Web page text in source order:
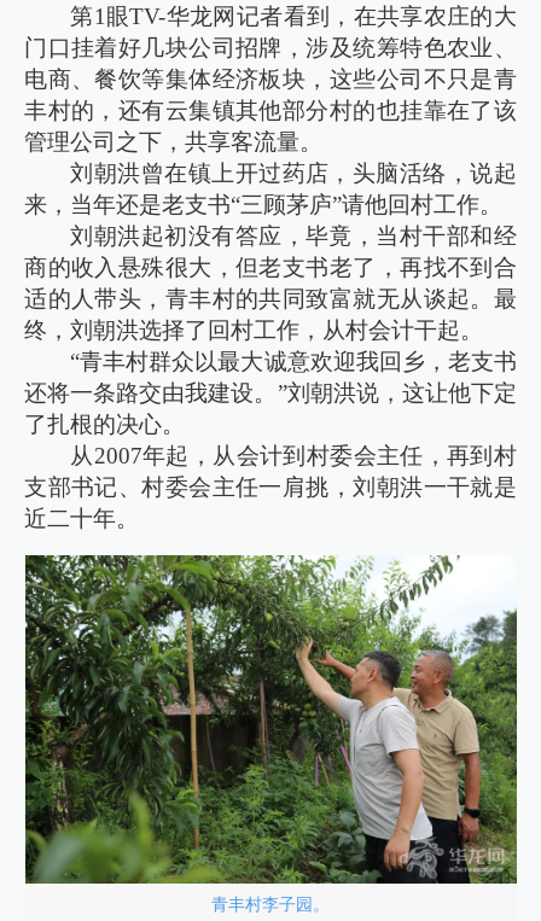
第1眼TV-华龙网记者看到，在共享农庄的大
门口挂着好几块公司招牌，涉及统筹特色农业、
电商、餐饮等集体经济板块，这些公司不只是青
丰村的，还有云集镇其他部分村的也挂靠在了该
管理公司之下，共享客流量。
刘朝洪曾在镇上开过药店，头脑活络，说起
来，当年还是老支书“三顾茅庐”请他回村工作。
刘朝洪起初没有答应，毕竟，当村干部和经
商的收入悬殊很大，但老支书老了，再找不到合
适的人带头，青丰村的共同致富就无从谈起。最
终，刘朝洪选择了回村工作，从村会计干起。
“青丰村群众以最大诚意欢迎我回乡，老支书
还将一条路交由我建设。”刘朝洪说，这让他下定
了扎根的决心。
从2007年起，从会计到村委会主任，再到村
支部书记、村委会主任一肩挑，刘朝洪一干就是
近二十年。
青丰村李子园。